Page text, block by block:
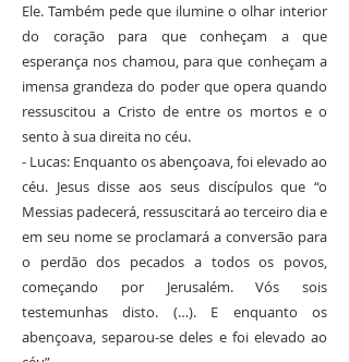
Ele. Também pede que ilumine o olhar interior
do coração para que conheçam a que
esperança nos chamou, para que conheçam a
imensa grandeza do poder que opera quando
ressuscitou a Cristo de entre os mortos e o
sento à sua direita no céu.
- Lucas: Enquanto os abençoava, foi elevado ao
céu. Jesus disse aos seus discípulos que “o
Messias padecerá, ressuscitará ao terceiro dia e
em seu nome se proclamará a conversão para
o perdão dos pecados a todos os povos,
começando por Jerusalém. Vós sois
testemunhas disto. (…). E enquanto os
abençoava, separou-se deles e foi elevado ao